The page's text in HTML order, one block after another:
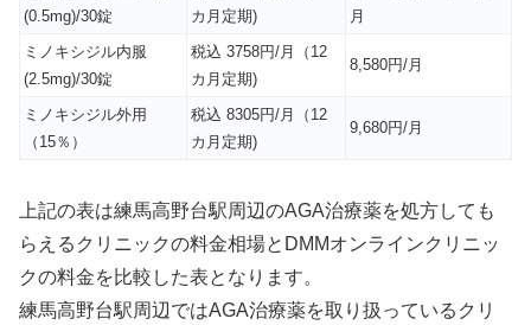
(0.5mg)/30錠
カ月定期)
月
ミノキシジル内服
(2.5mg)/30錠
税込 3758円/月（12
カ月定期)
8,580円/月
ミノキシジル外用
（15％）
税込 8305円/月（12
カ月定期)
9,680円/月
上記の表は練馬高野台駅周辺のAGA治療薬を処方しても
らえるクリニックの料金相場とDMMオンラインクリニッ
クの料金を比較した表となります。
練馬高野台駅周辺ではAGA治療薬を取り扱っているクリ